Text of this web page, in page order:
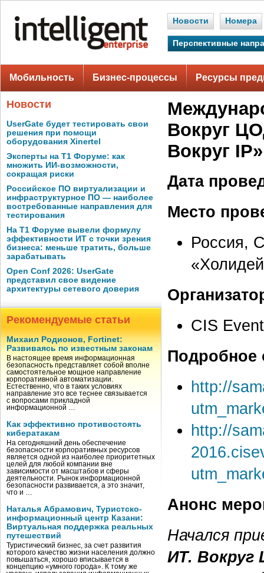
Новости Номера
Перспективные
Мобильность Бизнес-процессы Ресурсы
Новости
UserGate будет тестировать свои
решения при помощи
оборудования Xinertel
Эксперты на Т1 Форуме: как
множить ИИ-возможности,
сокращая риски
Российское ПО виртуализации и
инфраструктурное ПО — наиболее
востребованные направления для
тестирования
На Т1 Форуме вывели формулу
эффективности ИТ с точки зрения
бизнеса: меньше тратить, больше
зарабатывать
Open Conf 2026: UserGate
представил свое видение
архитектуры сетевого доверия
Рекомендуемые статьи
Михаил Родионов, Fortinet:
Развиваясь по известным законам
В настоящее время информационная
безопасность представляет собой вполне
самостоятельное мощное направление
корпоративной автоматизации.
Естественно, что в таких условиях
направление это все теснее связывается
с вопросами прикладной
информационной …
Как эффективно противостоять
кибератакам
На сегодняшний день обеспечение
безопасности корпоративных ресурсов
является одной из наиболее приоритетных
целей для любой компании вне
зависимости от масштабов и сферы
деятельности. Рынок информационной
безопасности развивается, а это значит,
что и …
Наталья Абрамович, Туристско-
информационный центр Казани:
Виртуальная поддержка реальных
путешествий
Туристический бизнес, за счет развития
которого качество жизни населения должно
повышаться, хорошо вписывается в
концепцию «умного города». К тому же
Вокруг
Вокруг
Дата
Место
Россия,
CIS
Подробное
http://
http://
Анонс
Начался
ИТ. Вокруг